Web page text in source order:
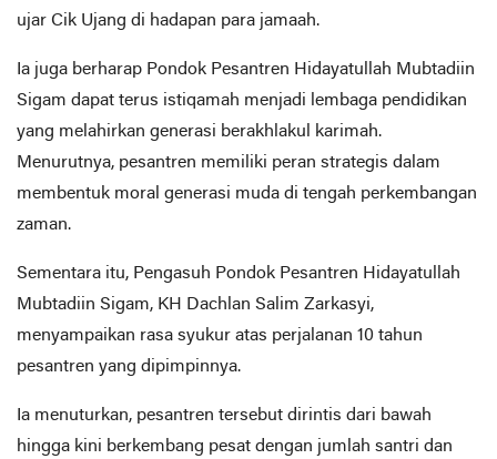
ujar Cik Ujang di hadapan para jamaah.
Ia juga berharap Pondok Pesantren Hidayatullah Mubtadiin
Sigam dapat terus istiqamah menjadi lembaga pendidikan
yang melahirkan generasi berakhlakul karimah.
Menurutnya, pesantren memiliki peran strategis dalam
membentuk moral generasi muda di tengah perkembangan
zaman.
Sementara itu, Pengasuh Pondok Pesantren Hidayatullah
Mubtadiin Sigam, KH Dachlan Salim Zarkasyi,
menyampaikan rasa syukur atas perjalanan 10 tahun
pesantren yang dipimpinnya.
Ia menuturkan, pesantren tersebut dirintis dari bawah
hingga kini berkembang pesat dengan jumlah santri dan